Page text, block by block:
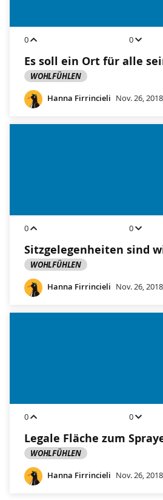
0 0
Es soll ein Ort für alle
WOHLFÜHLEN
Hanna Firrincieli Nov. 26, 2018
0 0
Sitzgelegenheiten sind
WOHLFÜHLEN
Hanna Firrincieli Nov. 26, 2018
0 0
Legale Fläche zum
WOHLFÜHLEN
Hanna Firrincieli Nov. 26, 2018